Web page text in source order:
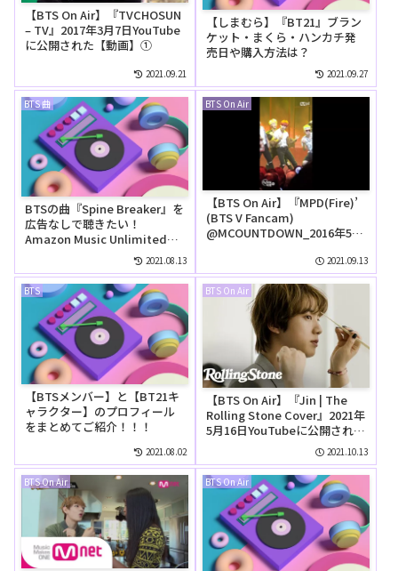
【BTS On Air】『TVCHOSUN
– TV』2017年3月7日YouTube
に公開された【動画】①
2021.09.21
【しまむら】『BT21』ブラン
ケット・まくら・ハンカチ発
売日や購入方法は？
2021.09.27
BTS 曲
BTSの曲『Spine Breaker』を
広告なしで聴きたい！
Amazon Music Unlimitedの
無料お試しでリピートして聴
ける？
2021.08.13
BTS On Air
【BTS On Air】『MPD(Fire)’
(BTS V Fancam)
@MCOUNTDOWN_2016年5月
2021.09.13
BTS
【BTSメンバー】と【BT21キ
ャラクター】のプロフィール
をまとめてご紹介！！！
2021.08.02
BTS On Air
【BTS On Air】『Jin | The
Rolling Stone Cover』2021年
5月16日YouTubeに公開された
2021.10.13
BTS On Air BTS On Air